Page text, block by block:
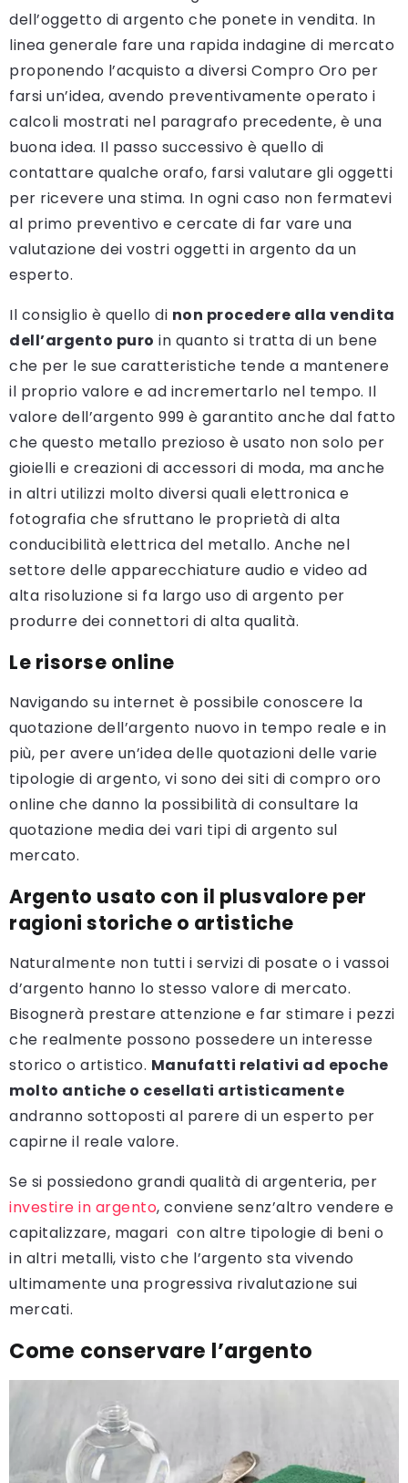
dell’oggetto di argento che ponete in vendita. In
linea generale fare una rapida indagine di mercato
proponendo l’acquisto a diversi Compro Oro per
farsi un’idea, avendo preventivamente operato i
calcoli mostrati nel paragrafo precedente, è una
buona idea. Il passo successivo è quello di
contattare qualche orafo, farsi valutare gli oggetti
per ricevere una stima. In ogni caso non fermatevi
al primo preventivo e cercate di far vare una
valutazione dei vostri oggetti in argento da un
esperto.
Il consiglio è quello di non procedere alla vendita
dell’argento puro in quanto si tratta di un bene
che per le sue caratteristiche tende a mantenere
il proprio valore e ad incremertarlo nel tempo. Il
valore dell’argento 999 è garantito anche dal fatto
che questo metallo prezioso è usato non solo per
gioielli e creazioni di accessori di moda, ma anche
in altri utilizzi molto diversi quali elettronica e
fotografia che sfruttano le proprietà di alta
conducibilità elettrica del metallo. Anche nel
settore delle apparecchiature audio e video ad
alta risoluzione si fa largo uso di argento per
produrre dei connettori di alta qualità.
Le risorse online
Navigando su internet è possibile conoscere la
quotazione dell’argento nuovo in tempo reale e in
più, per avere un’idea delle quotazioni delle varie
tipologie di argento, vi sono dei siti di compro oro
online che danno la possibilità di consultare la
quotazione media dei vari tipi di argento sul
mercato.
Argento usato con il plusvalore per
ragioni storiche o artistiche
Naturalmente non tutti i servizi di posate o i vassoi
d’argento hanno lo stesso valore di mercato.
Bisognerà prestare attenzione e far stimare i pezzi
che realmente possono possedere un interesse
storico o artistico. Manufatti relativi ad epoche
molto antiche o cesellati artisticamente
andranno sottoposti al parere di un esperto per
capirne il reale valore.
Se si possiedono grandi qualità di argenteria, per
investire in argento, conviene senz’altro vendere e
capitalizzare, magari con altre tipologie di beni o
in altri metalli, visto che l’argento sta vivendo
ultimamente una progressiva rivalutazione sui
mercati.
Come conservare l’argento